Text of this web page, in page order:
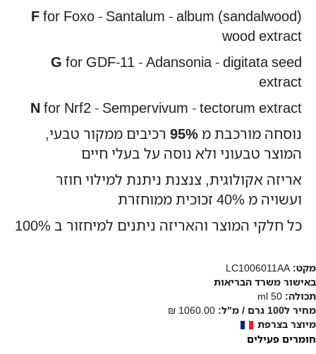
Ffor Foxo - Santalum - album (sandalwood)
wood extract
G for GDF-11 - Adansonia - digitata seed
extract
N for Nrf2 - Sempervivum - tectorum extract
נוסחה מורכבת מ 95% רכיבים ממקור טבעי,
המוצר טבעוני ולא נוסה על בעלי חיים
אריזה אקולוגית, צנצנת ניתנת למילוי חוזר
ועשויה מ 40% זכוכית ממוחזרת
כל חלקי המוצר והאריזה ניתנים למיחזור ב 100%
מקט: LC1006011AA
באישור משרד הבריאות
תכולה: 50 ml
מחיר ל100 גרם / מ"ל:
1060.00 ₪
מיוצר בצרפת
חומרים פעילים